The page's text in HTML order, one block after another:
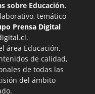
sobre Educación.
temático
Prensa Digital
.
área Educación,
de calidad,
de todas las
del ámbito